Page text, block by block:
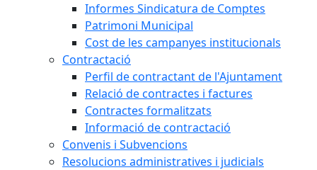
Informes Sindicatura de Comptes
Patrimoni Municipal
Cost de les campanyes institucionals
Contractació
Perfil de contractant de l'Ajuntament
Relació de contractes i factures
Contractes formalitzats
Informació de contractació
Convenis i Subvencions
Resolucions administratives i judicials